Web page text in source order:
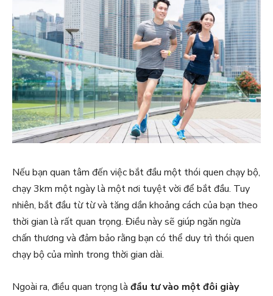
Nếu bạn quan tâm đến việc bắt đầu một thói quen chạy bộ,
chạy 3km một ngày là một nơi tuyệt vời để bắt đầu. Tuy
nhiên, bắt đầu từ từ và tăng dần khoảng cách của bạn theo
thời gian là rất quan trọng. Điều này sẽ giúp ngăn ngừa
chấn thương và đảm bảo rằng bạn có thể duy trì thói quen
chạy bộ của mình trong thời gian dài.
Ngoài ra, điều quan trọng là đầu tư vào một đôi giày